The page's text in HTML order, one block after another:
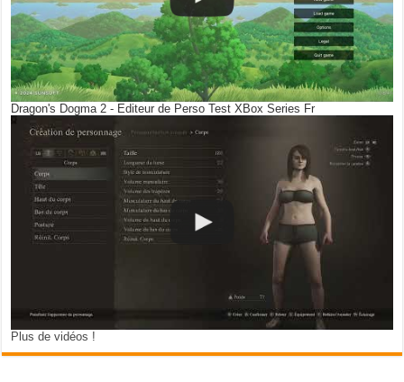
Dragon's Dogma 2 - Editeur de Perso Test XBox Series Fr
Plus de vidéos !